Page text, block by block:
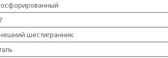
шестигранник